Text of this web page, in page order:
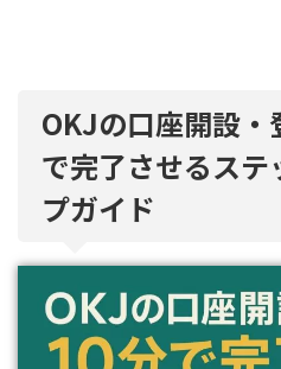
OKJの口座開設
で完了させるステ
プガイド